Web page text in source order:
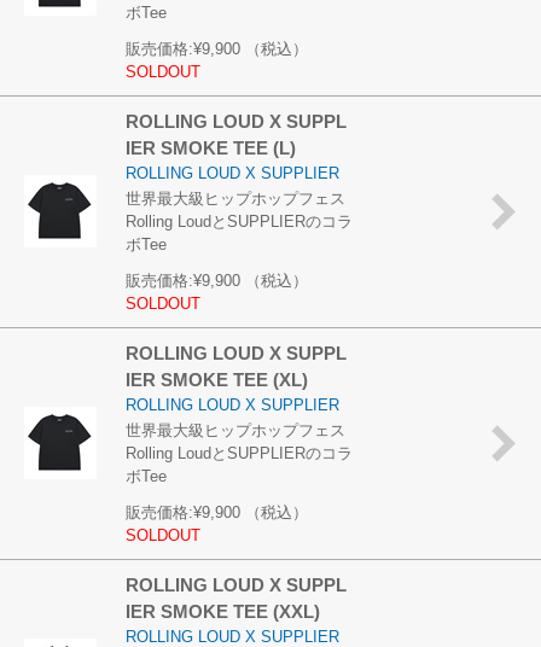
ボTee
販売価格:¥9,900
（税込）
SOLDOUT
ROLLING LOUD X SUPPL
IER SMOKE TEE (L)
ROLLING LOUD X SUPPLIER
世界最大級ヒップホップフェス
Rolling LoudとSUPPLIERのコラ
ボTee
販売価格:¥9,900
（税込）
SOLDOUT
ROLLING LOUD X SUPPL
IER SMOKE TEE (XL)
ROLLING LOUD X SUPPLIER
世界最大級ヒップホップフェス
Rolling LoudとSUPPLIERのコラ
ボTee
販売価格:¥9,900
（税込）
SOLDOUT
ROLLING LOUD X SUPPL
IER SMOKE TEE (XXL)
ROLLING LOUD X SUPPLIER